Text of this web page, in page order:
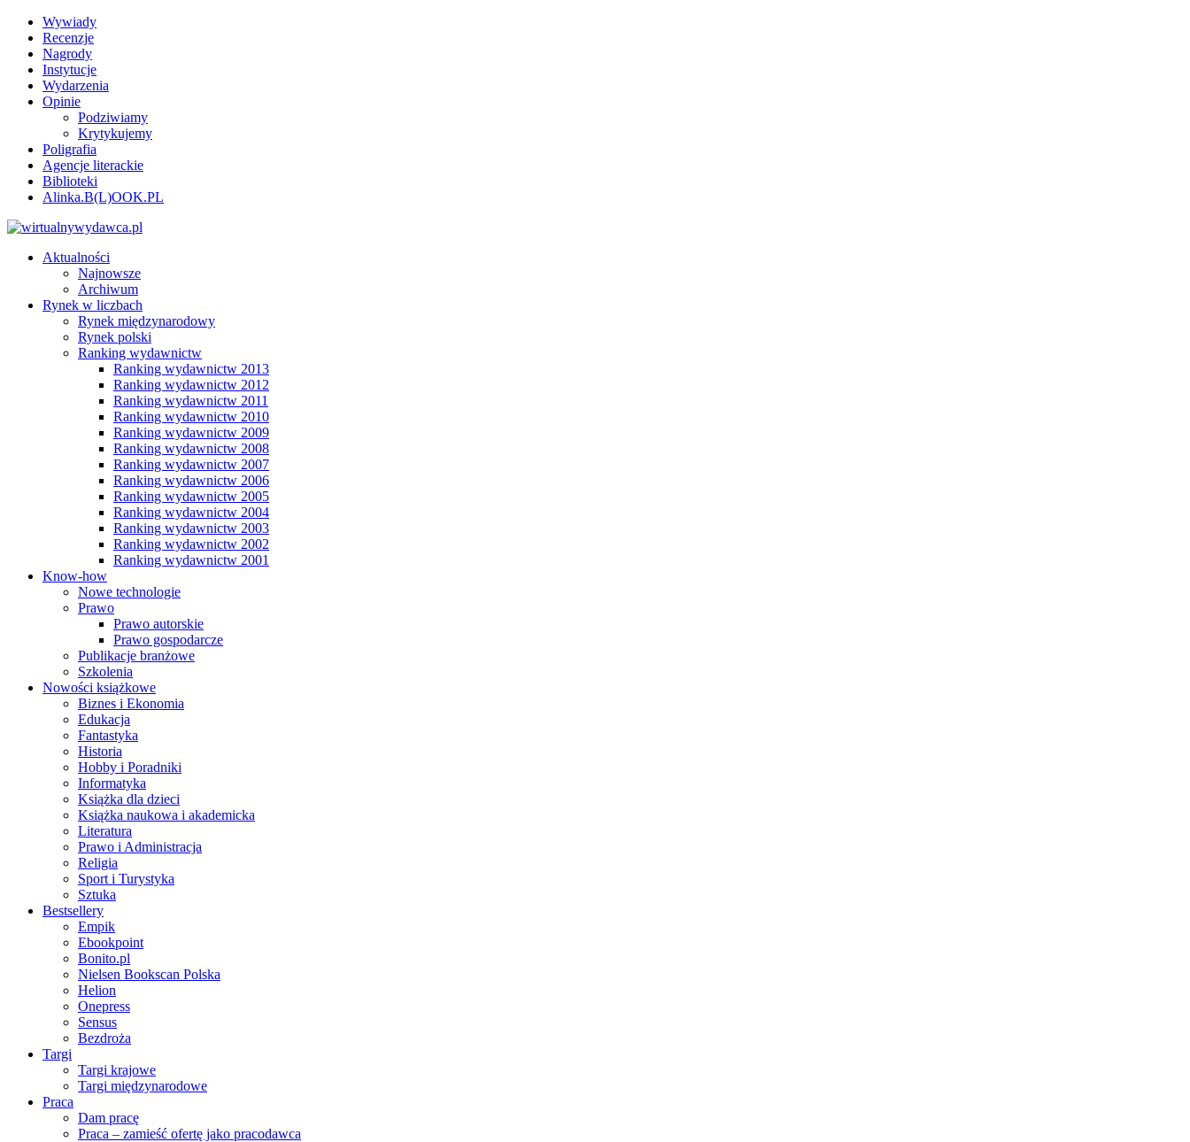
Wywiady
Recenzje
Nagrody
Instytucje
Wydarzenia
Opinie
Podziwiamy
Krytykujemy
Poligrafia
Agencje literackie
Biblioteki
Alinka.B(L)OOK.PL
Aktualności
Najnowsze
Archiwum
Rynek w liczbach
Rynek międzynarodowy
Rynek polski
Ranking wydawnictw
Ranking wydawnictw 2013
Ranking wydawnictw 2012
Ranking wydawnictw 2011
Ranking wydawnictw 2010
Ranking wydawnictw 2009
Ranking wydawnictw 2008
Ranking wydawnictw 2007
Ranking wydawnictw 2006
Ranking wydawnictw 2005
Ranking wydawnictw 2004
Ranking wydawnictw 2003
Ranking wydawnictw 2002
Ranking wydawnictw 2001
Know-how
Nowe technologie
Prawo
Prawo autorskie
Prawo gospodarcze
Publikacje branżowe
Szkolenia
Nowości książkowe
Biznes i Ekonomia
Edukacja
Fantastyka
Historia
Hobby i Poradniki
Informatyka
Książka dla dzieci
Książka naukowa i akademicka
Literatura
Prawo i Administracja
Religia
Sport i Turystyka
Sztuka
Bestsellery
Empik
Ebookpoint
Bonito.pl
Nielsen Bookscan Polska
Helion
Onepress
Sensus
Bezdroża
Targi
Targi krajowe
Targi międzynarodowe
Praca
Dam pracę
Praca – zamieść ofertę jako pracodawca